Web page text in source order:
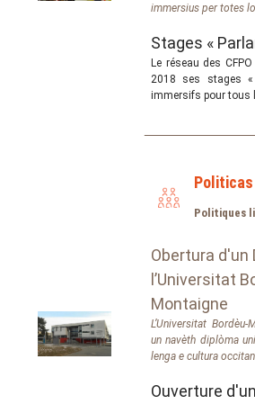
immersius per totes
Stages «
Le réseau des
2018 ses stages
immersifs pour tous
Politiques
Obertura d'un
l’Universitat
Montaigne
L’Universitat
un navèth diplòma
lenga e cultura
Ouverture